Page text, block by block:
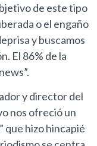
de este tipo
o el engaño
y buscamos
El 86% de la
y director del
nos ofreció un
que hizo hincapié